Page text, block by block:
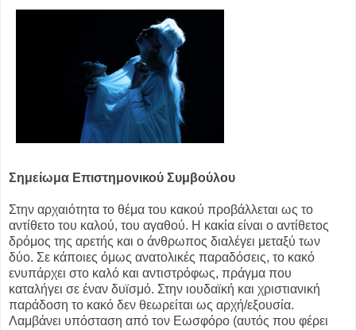
Σημείωμα Επιστημονικού Συμβούλου
Στην αρχαιότητα το θέμα του κακού προβάλλεται ως το
αντίθετο του καλού, του αγαθού. Η κακία είναι ο αντίθετος
δρόμος της αρετής και ο άνθρωπος διαλέγει μεταξύ των
δύο. Σε κάποιες όμως ανατολικές παραδόσεις, το κακό
ενυπάρχει στο καλό και αντιστρόφως, πράγμα που
καταλήγει σε έναν δυϊσμό. Στην ιουδαϊκή και χριστιανική
παράδοση το κακό δεν θεωρείται ως αρχή/εξουσία.
Λαμβάνει υπόσταση από τον Εωσφόρο (αυτός που φέρει